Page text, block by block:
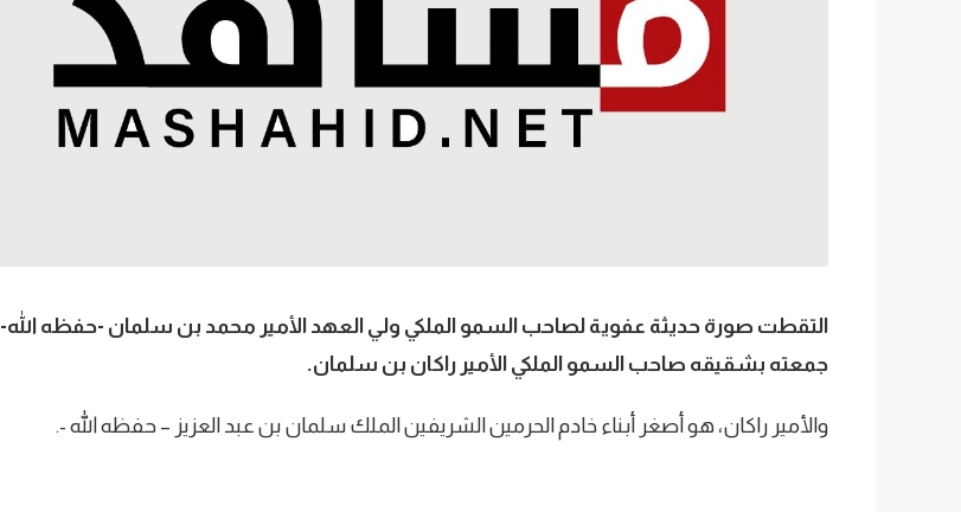
التقطت صورة حديثة عفوية لصاحب السمو الملكي ولي العهد الأمير محمد بن سلمان -حفظه الله-
جمعته بشقيقه صاحب السمو الملكي الأمير راكان بن سلمان.
والأمير راكان، هو أصغر أبناء خادم الحرمين الشريفين الملك سلمان بن عبد العزيز – حفظه الله -.